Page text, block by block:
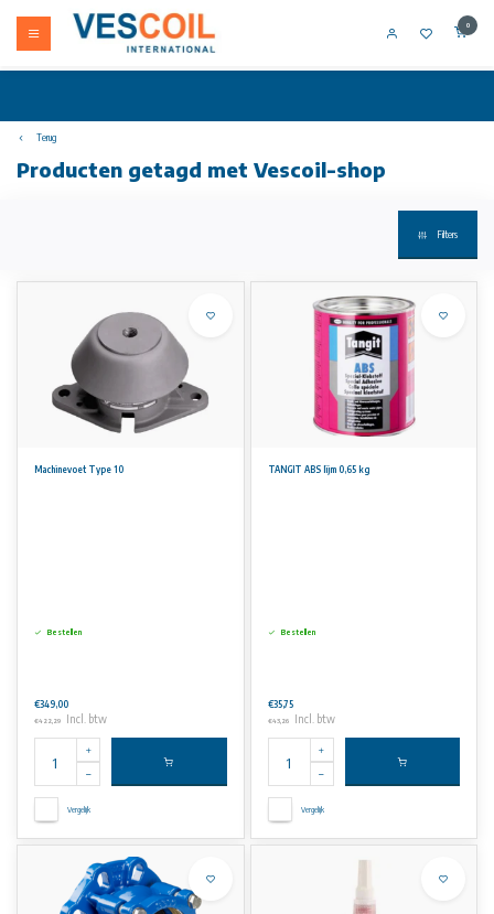
0
Terug
Producten getagd met Vescoil-shop
Filters
Machinevoet Type 10
Bestellen
€349,00
€422,29 Incl. btw
Vergelijk
TANGIT ABS lijm 0,65 kg
Bestellen
€35,75
€43,26 Incl. btw
Vergelijk